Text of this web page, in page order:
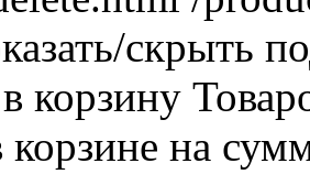
скрыть
корзину
корзине на